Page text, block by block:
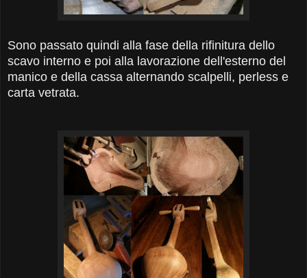
Sono passato quindi alla fase della rifinitura dello
scavo interno e poi alla lavorazione dell'esterno del
manico e della cassa alternando scalpelli, perless e
carta vetrata.